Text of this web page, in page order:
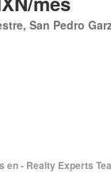
San Pedro
en - Realty Experts